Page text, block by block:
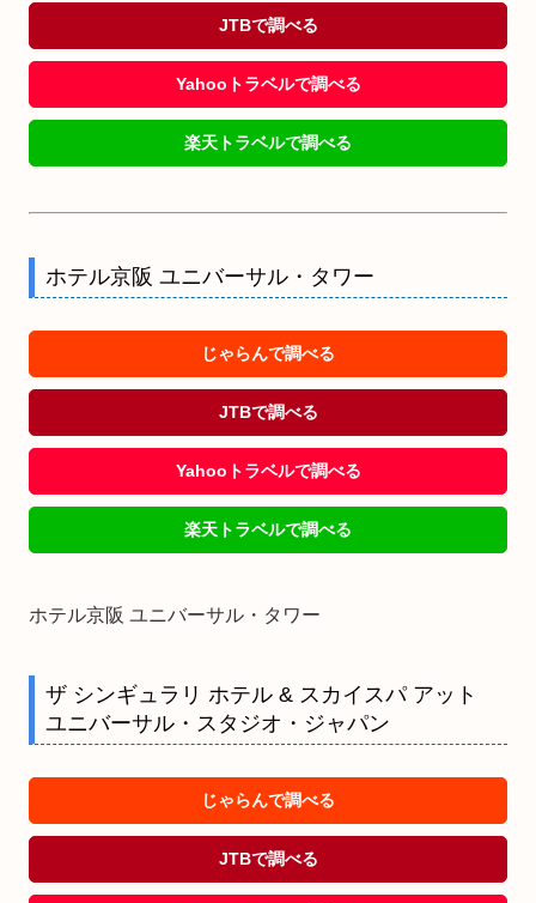
JTBで調べる
Yahooトラベルで調べる
楽天トラベルで調べる
ホテル京阪 ユニバーサル・タワー
じゃらんで調べる
JTBで調べる
Yahooトラベルで調べる
楽天トラベルで調べる
ホテル京阪 ユニバーサル・タワー
ザ シンギュラリ ホテル & スカイスパ アット
ユニバーサル・スタジオ・ジャパン
じゃらんで調べる
JTBで調べる